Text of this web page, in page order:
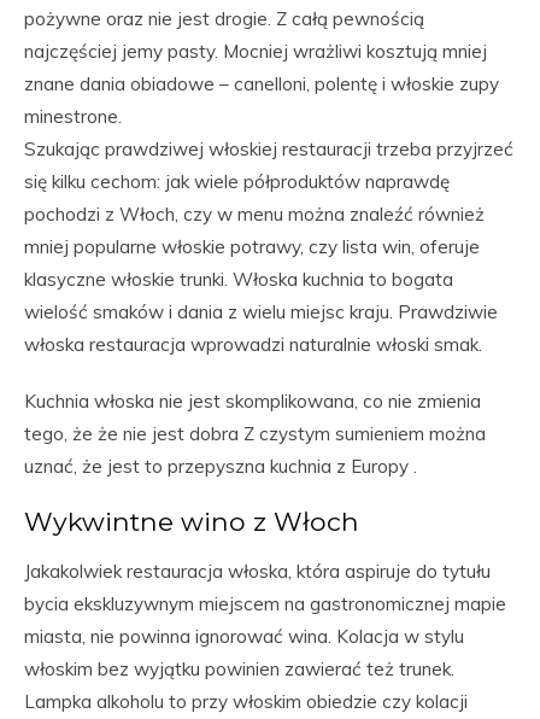
pożywne oraz nie jest drogie. Z całą pewnością
najczęściej jemy pasty. Mocniej wrażliwi kosztują mniej
znane dania obiadowe – canelloni, polentę i włoskie zupy
minestrone.
Szukając prawdziwej włoskiej restauracji trzeba przyjrzeć
się kilku cechom: jak wiele półproduktów naprawdę
pochodzi z Włoch, czy w menu można znaleźć również
mniej popularne włoskie potrawy, czy lista win, oferuje
klasyczne włoskie trunki. Włoska kuchnia to bogata
wielość smaków i dania z wielu miejsc kraju. Prawdziwie
włoska restauracja wprowadzi naturalnie włoski smak.
Kuchnia włoska nie jest skomplikowana, co nie zmienia
tego, że że nie jest dobra Z czystym sumieniem można
uznać, że jest to przepyszna kuchnia z Europy .
Wykwintne wino z Włoch
Jakakolwiek restauracja włoska, która aspiruje do tytułu
bycia ekskluzywnym miejscem na gastronomicznej mapie
miasta, nie powinna ignorować wina. Kolacja w stylu
włoskim bez wyjątku powinien zawierać też trunek.
Lampka alkoholu to przy włoskim obiedzie czy kolacji